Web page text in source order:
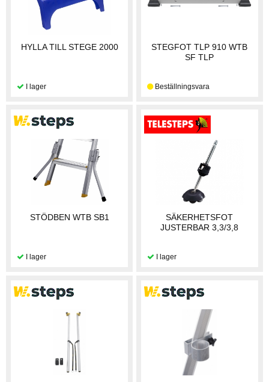
HYLLA TILL STEGE 2000
STEGFOT TLP 910 WTB
SF TLP
STÖDBEN WTB SB1
SÄKERHETSFOT
JUSTERBAR 3,3/3,8